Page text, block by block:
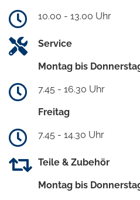
10.00 - 13.00 Uhr
Service
Montag bis
7.45 - 16.30 Uhr
Freitag
7.45 - 14.30 Uhr
Teile & Zubehör
Montag bis